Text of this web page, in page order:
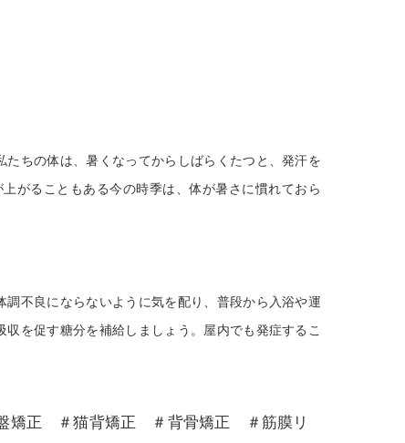
ちの体は、暑くなってからしばらくたつと、発汗を
がることもある今の時季は、体が暑さに慣れておら
不良にならないように気を配り、普段から入浴や運
を促す糖分を補給しましょう。屋内でも発症するこ
正 ＃猫背矯正 ＃背骨矯正 ＃筋膜リ